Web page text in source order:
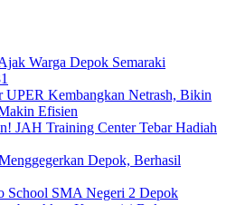
Warga Depok Semaraki
UPER Kembangkan Netrash, Bikin
Efisien
JAH Training Center Tebar Hadiah
Depok, Berhasil
School SMA Negeri 2 Depok